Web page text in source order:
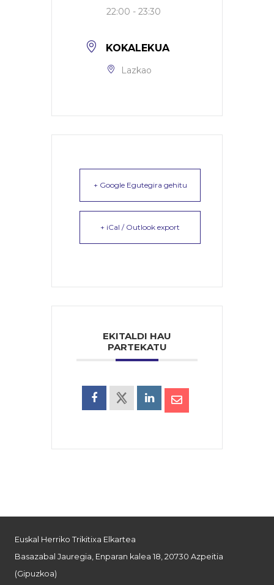
22:00 - 23:30
KOKALEKUA
Lazkao
+ Google Egutegira gehitu
+ iCal / Outlook export
EKITALDI HAU
PARTEKATU
Euskal Herriko Trikitixa Elkartea
Basazabal Jauregia, Enparan kalea 18, 20730 Azpeitia
(Gipuzkoa)